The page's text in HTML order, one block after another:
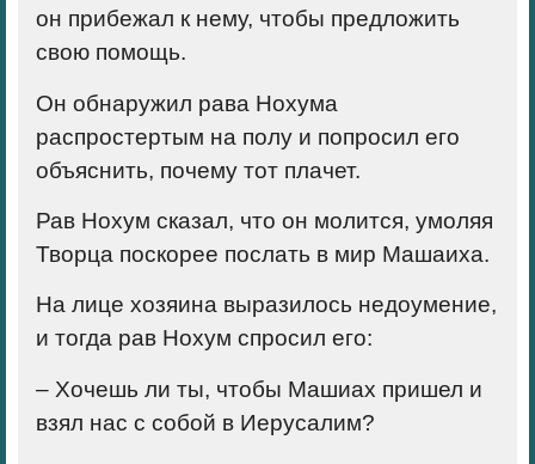
он прибежал к нему, чтобы предложить
свою помощь.
Он обнаружил рава Нохума
распростертым на полу и попросил его
объяснить, почему тот плачет.
Рав Нохум сказал, что он молится, умоляя
Творца поскорее послать в мир Машаиха.
На лице хозяина выразилось недоумение,
и тогда рав Нохум спросил его:
– Хочешь ли ты, чтобы Машиах пришел и
взял нас с собой в Иерусалим?